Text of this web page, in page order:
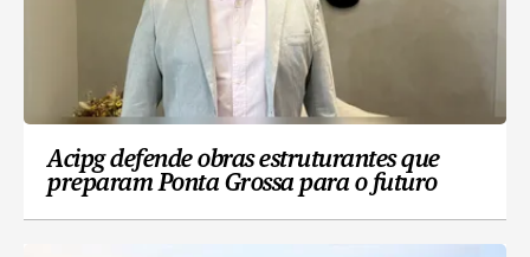
Acipg defende obras estruturantes que
preparam Ponta Grossa para o futuro